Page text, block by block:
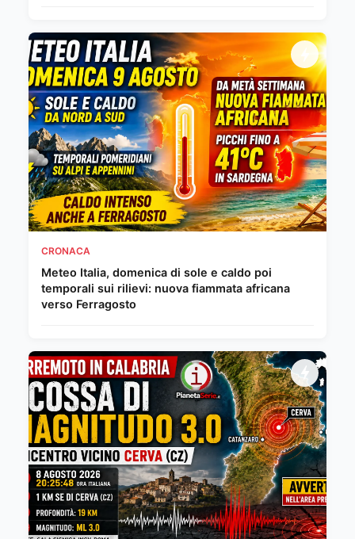
CRONACA
Meteo Italia, domenica di sole e caldo poi
temporali sui rilievi: nuova fiammata africana
verso Ferragosto